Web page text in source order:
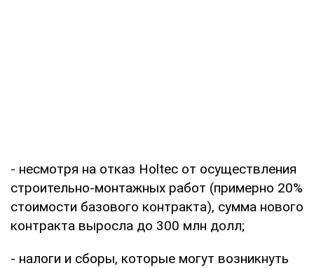
- несмотря на отказ Holtec от осуществления
строительно-монтажных работ (примерно 20%
стоимости базового контракта), сумма нового
контракта выросла до 300 млн долл;
- налоги и сборы, которые могут возникнуть